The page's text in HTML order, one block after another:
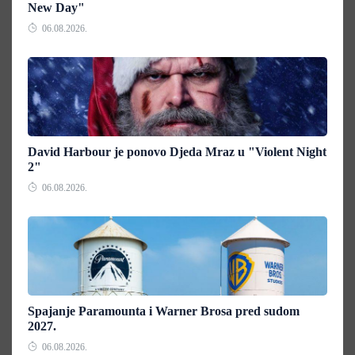
New Day"
06.08.2026.
David Harbour je ponovo Djeda Mraz u "Violent Night
2"
06.08.2026.
Spajanje Paramounta i Warner Brosa pred sudom
2027.
06.08.2026.